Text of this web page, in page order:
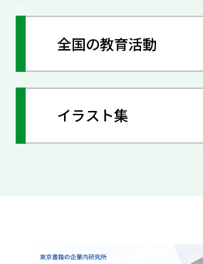
全国の教育活動
イラスト集